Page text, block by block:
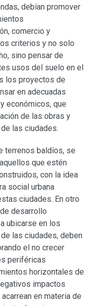
debían promover
comercio y
criterios y no solo
sino pensar de
usos del suelo en el
los proyectos de
en adecuadas
económicos, que
de las obras y
las ciudades.
terrenos baldíos, se
que estén
con la idea
social urbana
ciudades. En otro
desarrollo
ubicarse en los
las ciudades, deben
el no crecer
periféricas
horizontales de
impactos
en materia de